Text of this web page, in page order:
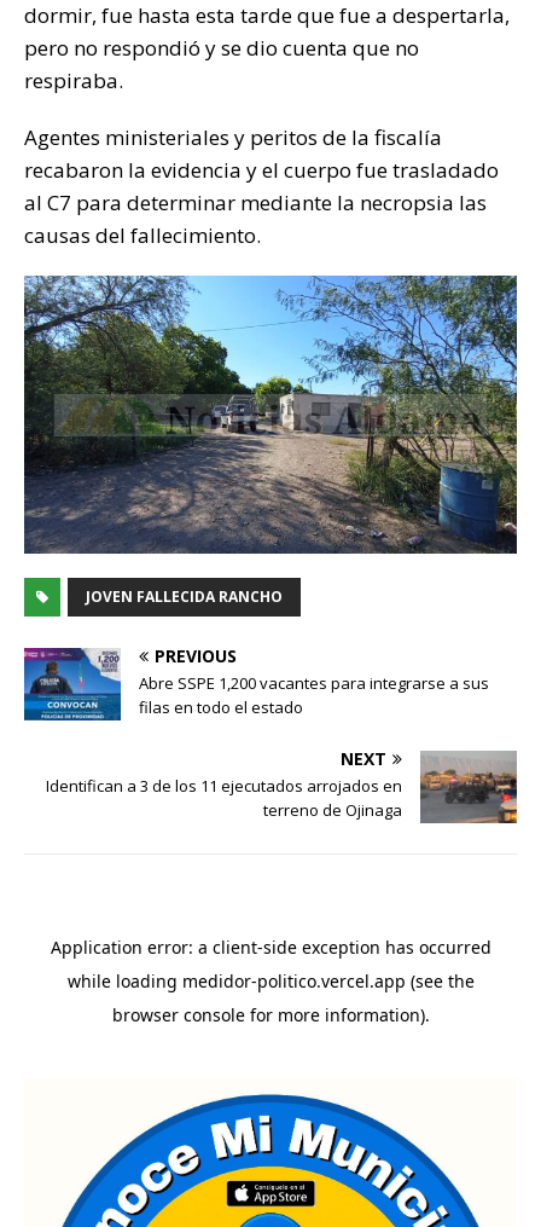
dormir, fue hasta esta tarde que fue a despertarla,
pero no respondió y se dio cuenta que no
respiraba.
Agentes ministeriales y peritos de la fiscalía
recabaron la evidencia y el cuerpo fue trasladado
al C7 para determinar mediante la necropsia las
causas del fallecimiento.
JOVEN FALLECIDA RANCHO
PREVIOUS
Abre SSPE 1,200 vacantes para integrarse a sus
filas en todo el estado
NEXT
Identifican a 3 de los 11 ejecutados arrojados en
terreno de Ojinaga